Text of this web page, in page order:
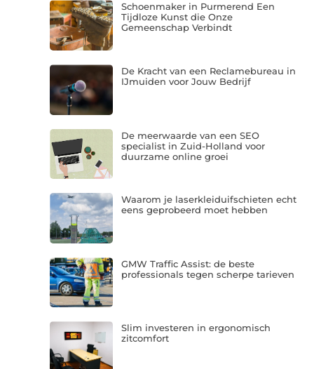
Schoenmaker in Purmerend Een
Tijdloze Kunst die Onze
Gemeenschap Verbindt
De Kracht van een Reclamebureau in
IJmuiden voor Jouw Bedrijf
De meerwaarde van een SEO
specialist in Zuid-Holland voor
duurzame online groei
Waarom je laserkleiduifschieten echt
eens geprobeerd moet hebben
GMW Traffic Assist: de beste
professionals tegen scherpe tarieven
Slim investeren in ergonomisch
zitcomfort